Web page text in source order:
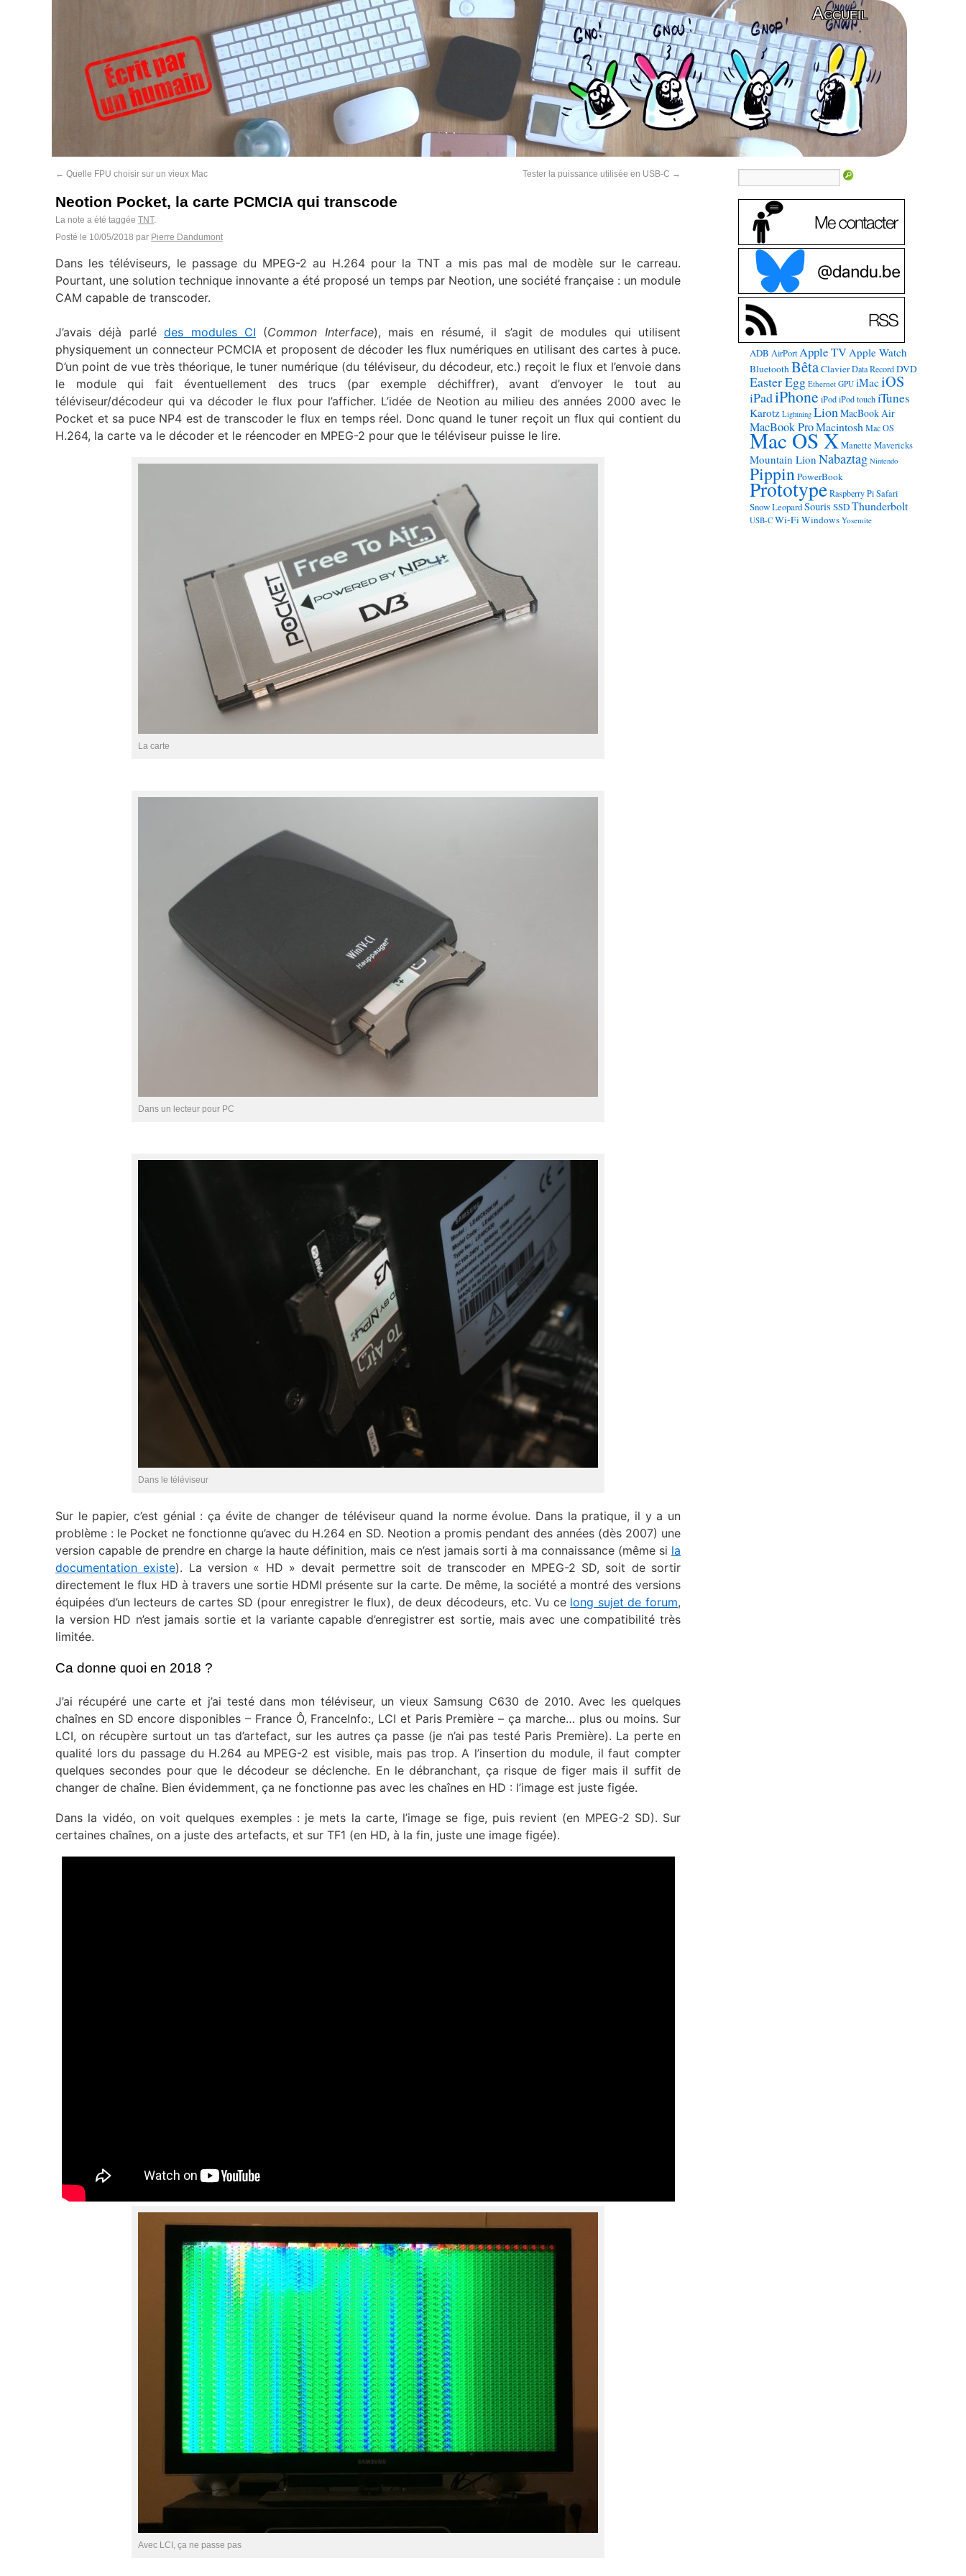
Accueil
← Quelle FPU choisir sur un vieux Mac Tester la puissance utilisée en USB-C →
Neotion Pocket, la carte PCMCIA qui transcode
La note a été taggée TNT.
Posté le 10/05/2018 par Pierre Dandumont
Dans les téléviseurs, le passage du MPEG-2 au H.264 pour la TNT a mis pas mal de modèle sur le carreau.
Pourtant, une solution technique innovante a été proposé un temps par Neotion, une société française : un module
CAM capable de transcoder.
J’avais déjà parlédes modules CI (Common Interface), mais en résumé, il s’agit de modules qui utilisent
physiquement un connecteur PCMCIA et proposent de décoder les flux numériques en utilisant des cartes à puce.
D’un point de vue très théorique, le tuner numérique (du téléviseur, du décodeur, etc.) reçoit le flux et l’envoie dans
le module qui fait éventuellement des trucs (par exemple déchiffrer), avant d’envoyer le tout au
téléviseur/décodeur qui va décoder le flux pour l’afficher. L’idée de Neotion au milieu des années 2000 avec le
Pocket et sa puce NP4 est de transcoder le flux en temps réel. Donc quand le tuner reçoit un flux qui contient du
H.264, la carte va le décoder et le réencoder en MPEG-2 pour que le téléviseur puisse le lire.
La carte
Dans un lecteur pour PC
Dans le téléviseur
Sur le papier, c’est génial : ça évite de changer de téléviseur quand la norme évolue. Dans la pratique, il y a un
problème : le Pocket ne fonctionne qu’avec du H.264 en SD. Neotion a promis pendant des années (dès 2007) une
version capable de prendre en charge la haute définition, mais ce n’est jamais sorti à ma connaissance (même si la
documentation existe). La version « HD » devait permettre soit de transcoder en MPEG-2 SD, soit de sortir
directement le flux HD à travers une sortie HDMI présente sur la carte. De même, la société a montré des versions
équipées d’un lecteurs de cartes SD (pour enregistrer le flux), de deux décodeurs, etc. Vu ce long sujet de forum,
la version HD n’est jamais sortie et la variante capable d’enregistrer est sortie, mais avec une compatibilité très
limitée.
Ca donne quoi en 2018 ?
J’ai récupéré une carte et j’ai testé dans mon téléviseur, un vieux Samsung C630 de 2010. Avec les quelques
chaînes en SD encore disponibles – France Ô, FranceInfo:, LCI et Paris Première – ça marche… plus ou moins. Sur
LCI, on récupère surtout un tas d’artefact, sur les autres ça passe (je n’ai pas testé Paris Première). La perte en
qualité lors du passage du H.264 au MPEG-2 est visible, mais pas trop. A l’insertion du module, il faut compter
quelques secondes pour que le décodeur se déclenche. En le débranchant, ça risque de figer mais il suffit de
changer de chaîne. Bien évidemment, ça ne fonctionne pas avec les chaînes en HD : l’image est juste figée.
Dans la vidéo, on voit quelques exemples : je mets la carte, l’image se fige, puis revient (en MPEG-2 SD). Sur
certaines chaînes, on a juste des artefacts, et sur TF1 (en HD, à la fin, juste une image figée).
Avec LCI, ça ne passe pas
ADB AirPort Apple TVApple Watch
BluetoothBêtaClavier Data Record DVD
Easter Egg Ethernet GPU iMaciOS
iPadiPhone iPod iPod touch iTunes
Karotz Lightning LionMacBook Air
MacBook ProMacintosh Mac OS
Mac OS X Manette Mavericks
Mountain Lion Nabaztag Nintendo
PippinPowerBook
Prototype Raspberry Pi Safari
Snow LeopardSouris SSDThunderbolt
USB-C Wi-FiWindows Yosemite